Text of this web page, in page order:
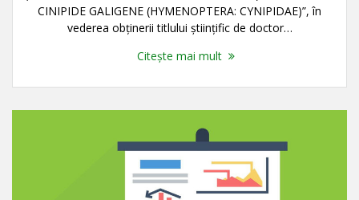
CINIPIDE GALIGENE (HYMENOPTERA: CYNIPIDAE)”, în
vederea obţinerii titlului ştiinţific de doctor…
Citește mai mult